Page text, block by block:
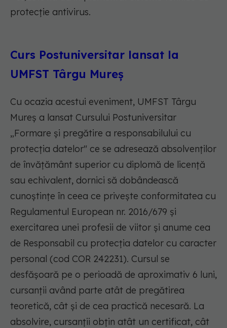
protecție antivirus.
Curs Postuniversitar lansat la
UMFST Târgu Mureș
Cu ocazia acestui eveniment, UMFST Târgu
Mureș a lansat Cursului Postuniversitar
„Formare și pregătire a responsabilului cu
protecția datelor" ce se adresează absolvenților
de învățământ superior cu diplomă de licență
sau echivalent, dornici să dobândească
cunoștințe în ceea ce privește conformitatea cu
Regulamentul European nr. 2016/679 și
exercitarea unei profesii de viitor și anume cea
de Responsabil cu protecția datelor cu caracter
personal (cod COR 242231). Cursul se
desfășoară pe o perioadă de aproximativ 6 luni,
cursanții având parte atât de pregătirea
teoretică, cât și de cea practică necesară. La
absolvire, cursanții obțin atât un certificat, cât